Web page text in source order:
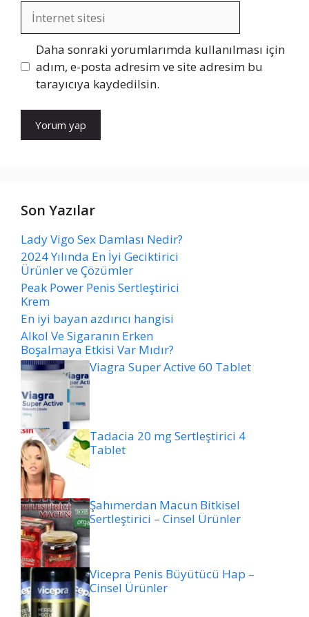
İnternet
sitesi
Daha sonraki yorumlarımda kullanılması için
adım, e-posta adresim ve site adresim bu
tarayıcıya kaydedilsin.
Son Yazılar
Lady Vigo Sex Damlası Nedir?
2024 Yılında En İyi Geciktirici
Ürünler ve Çözümler
Peak Power Penis Sertleştirici
Krem
En iyi bayan azdırıcı hangisi
Alkol Ve Sigaranın Erken
Boşalmaya Etkisi Var Mıdır?
Viagra Super Active 60 Tablet
Tadacia 20 mg Sertleştirici 4
Tablet
Şahımerdan Macun Bitkisel
Sertleştirici – Cinsel Ürünler
Vicepra Penis Büyütücü Hap –
Cinsel Ürünler